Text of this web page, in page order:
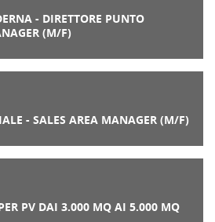
- DIRETTORE PUNTO
(M/F)
- SALES AREA MANAGER (M/F)
PV DAI 3.000 MQ AI 5.000 MQ